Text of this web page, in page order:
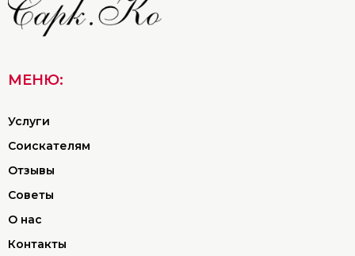
МЕНЮ:
Услуги
Соискателям
Отзывы
Советы
О нас
Контакты